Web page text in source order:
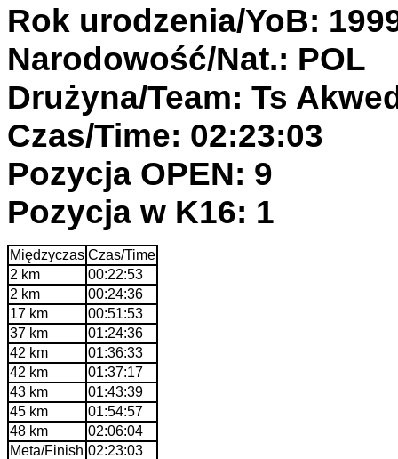
Rok urodzenia/YoB:
Narodowość/Nat.: POL
Drużyna/Team: Ts
Czas/Time: 02:23:03
Pozycja OPEN: 9
Pozycja w K16: 1
Międzyczas Czas/Time
2 km
00:22:53
2 km
00:24:36
17 km
00:51:53
37 km
01:24:36
42 km
01:36:33
42 km
01:37:17
43 km
01:43:39
45 km
01:54:57
48 km
02:06:04
Meta/Finish 02:23:03